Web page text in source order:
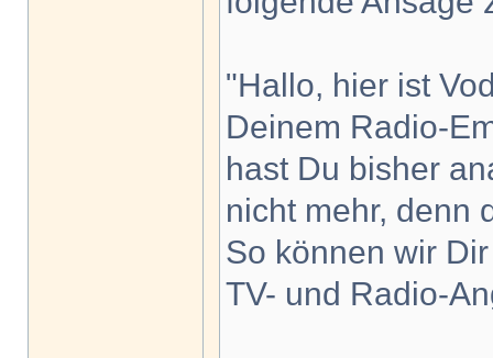
"Hallo, hier ist
Deinem Radio-
hast Du bisher
nicht mehr, denn
So können wir
TV- und Radio-